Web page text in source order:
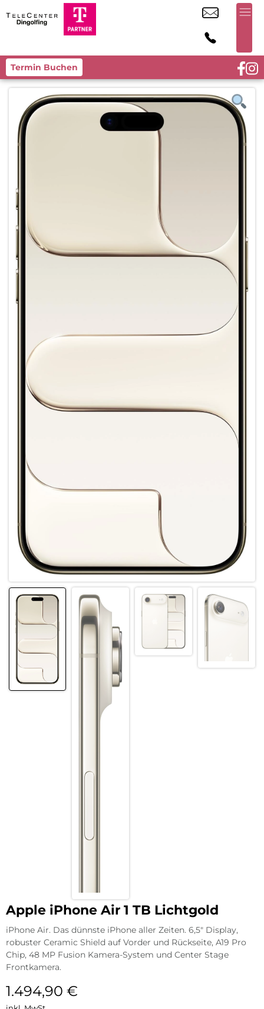
Termin Buchen
Apple iPhone Air 1 TB Lichtgold
iPhone Air. Das dünnste iPhone aller Zeiten. 6,5″ Display,
robuster Ceramic Shield auf Vorder und Rückseite, A19 Pro
Chip, 48 MP Fusion Kamera-System und Center Stage
Frontkamera.
1.494,90 €